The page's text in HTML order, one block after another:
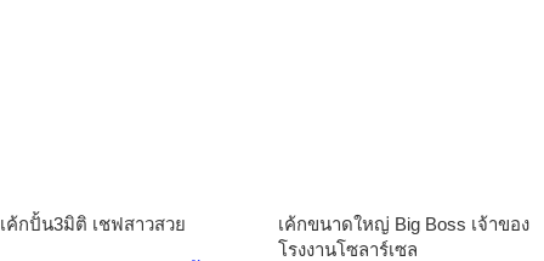
เค้กปั้น3มิติ เชฟสาวสวย
เค้กขนาดใหญ่ Big Boss เจ้าของ
โรงงานโซลาร์เซล